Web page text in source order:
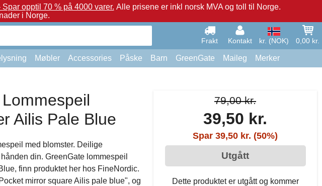
opptil 70 % på 4000 varer. Alle prisene er inkl norsk MVA og toll til Norge.
i Norge.
Frakt Kontakt kr. (NOK) 0,00 kr.
Møbler Accessories Påske Barn GreenGate Maileg Merker
79,00 kr.
39,50 kr.
Spar 39,50 kr. (50%)
Utgått
Dette produktet er utgått og kommer
Ailis Pale Blue
med blomster. Deilige
din. GreenGate lommespeil
finn produktet her hos FineNordic.
mirror square Ailis pale blue", og